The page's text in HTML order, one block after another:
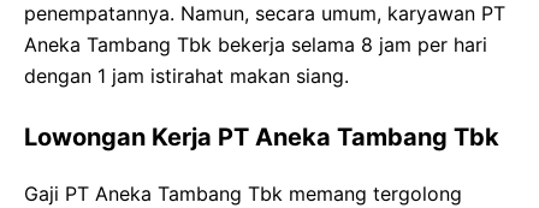
penempatannya. Namun, secara umum, karyawan PT
Aneka Tambang Tbk bekerja selama 8 jam per hari
dengan 1 jam istirahat makan siang.
Lowongan Kerja PT Aneka Tambang Tbk
Gaji PT Aneka Tambang Tbk memang tergolong